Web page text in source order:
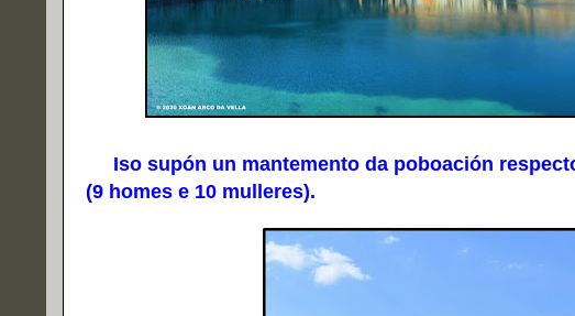
Iso supón un mantemento da poboación
(9 homes e 10 mulleres).